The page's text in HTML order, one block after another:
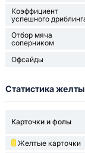
Коэффициент
успешного
Отбор мяча
соперником
Офсайды
Статистика
Карточки и фолы
Желтые карточки